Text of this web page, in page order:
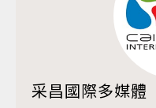
采昌國際多媒體